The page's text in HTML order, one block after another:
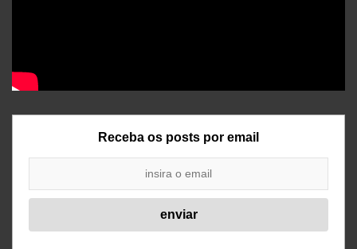
Receba os posts por email